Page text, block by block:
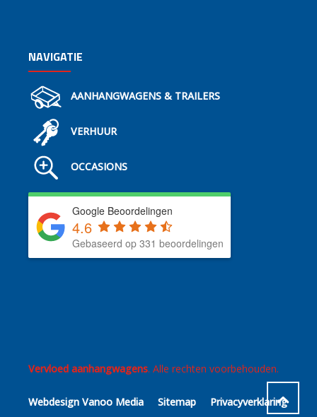
NAVIGATIE
AANHANGWAGENS & TRAILERS
VERHUUR
OCCASIONS
Google Beoordelingen
4.6
Gebaseerd op 331 beoordelingen
Vervloed aanhangwagens. Alle rechten voorbehouden.
Webdesign Vanoo Media Sitemap Privacyverklaring